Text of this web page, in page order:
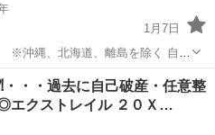
1月7日
、北海道、離島を除く 自己
たばかり…自営業… 頭金一括の準
オトロン
・・過去に自己破産・任意整
クストレイル ２０Ｘ…